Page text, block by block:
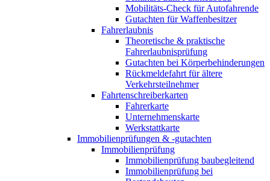
Mobilitäts-Check für Autofahrende
Gutachten für Waffenbesitzer
Fahrerlaubnis
Theoretische & praktische
Fahrerlaubnisprüfung
Gutachten bei Körperbehinderungen
Rückmeldefahrt für ältere
Verkehrsteilnehmer
Fahrtenschreiberkarten
Fahrerkarte
Unternehmenskarte
Werkstattkarte
Immobilienprüfungen & -gutachten
Immobilienprüfung
Immobilienprüfung baubegleitend
Immobilienprüfung bei